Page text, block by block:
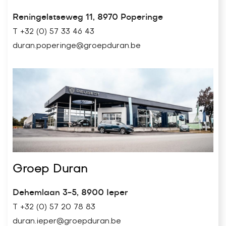
Reningelstseweg 11, 8970 Poperinge
T +32 (0) 57 33 46 43
duran.poperinge@groepduran.be
Groep Duran
Dehemlaan 3-5, 8900 Ieper
T +32 (0) 57 20 78 83
duran.ieper@groepduran.be